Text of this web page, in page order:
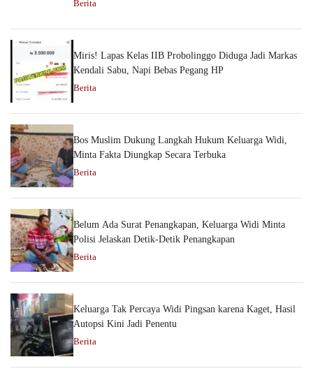
Berita
Miris! Lapas Kelas IIB Probolinggo Diduga Jadi Markas
Kendali Sabu, Napi Bebas Pegang HP
Berita
Bos Muslim Dukung Langkah Hukum Keluarga Widi,
Minta Fakta Diungkap Secara Terbuka
Berita
Belum Ada Surat Penangkapan, Keluarga Widi Minta
Polisi Jelaskan Detik-Detik Penangkapan
Berita
Keluarga Tak Percaya Widi Pingsan karena Kaget, Hasil
Autopsi Kini Jadi Penentu
Berita